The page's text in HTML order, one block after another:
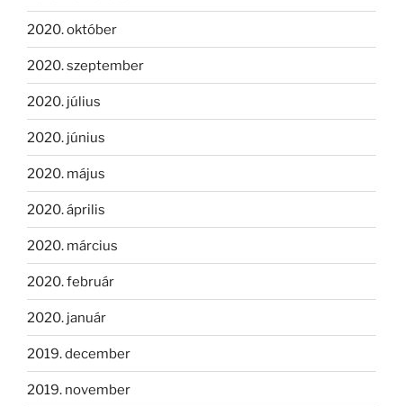
2020. október
2020. szeptember
2020. július
2020. június
2020. május
2020. április
2020. március
2020. február
2020. január
2019. december
2019. november